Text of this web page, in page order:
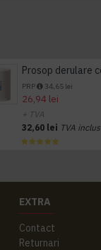
PRP 34,65 lei
26,94 lei
+ TVA
32,60 lei TVA inclus
EXTRA
Contact
Returnari